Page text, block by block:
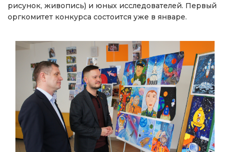
рисунок, живопись) и юных исследователей. Первый
оргкомитет конкурса состоится уже в январе.